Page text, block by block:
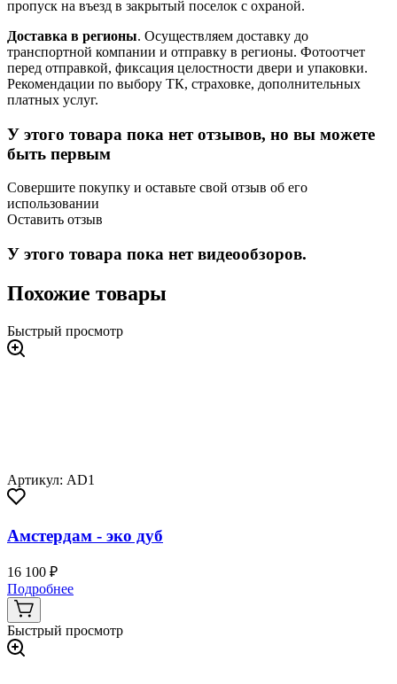
пропуск на въезд в закрытый поселок с охраной.
Доставка в регионы. Осуществляем доставку до
транспортной компании и отправку в регионы. Фотоотчет
перед отправкой, фиксация целостности двери и упаковки.
Рекомендации по выбору ТК, страховке, дополнительных
платных услуг.
У этого товара пока нет отзывов, но вы можете
быть первым
Совершите покупку и оставьте свой отзыв об его
использовании
Оставить отзыв
У этого товара пока нет видеообзоров.
Похожие товары
Быстрый просмотр
Артикул: AD1
Амстердам - эко дуб
16 100 ₽
Подробнее
Быстрый просмотр